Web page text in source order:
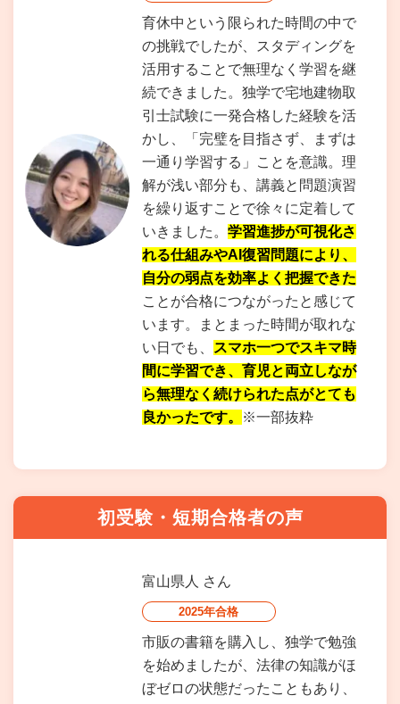
育休中という限られた時間の中で
の挑戦でしたが、スタディングを
活用することで無理なく学習を継
続できました。独学で宅地建物取
引士試験に一発合格した経験を活
かし、「完璧を目指さず、まずは
一通り学習する」ことを意識。理
解が浅い部分も、講義と問題演習
を繰り返すことで徐々に定着して
いきました。 学習進捗が可視化さ
れる仕組みやAI復習問題により、
自分の弱点を効率よく把握できた
ことが合格につながったと感じて
います。まとまった時間が取れな
い日でも、
スマホ一つでスキマ時
間に学習でき、育児と両立しなが
ら無理なく続けられた点がとても
良かったです。
※一部抜粋
初受験・短期合格者の声
富山県人 さん
2025年合格
市販の書籍を購入し、独学で勉強
を始めましたが、法律の知識がほ
ぼゼロの状態だったこともあり、